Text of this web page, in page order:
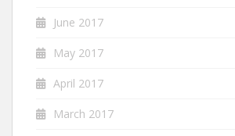
June 2017
May 2017
April 2017
March 2017